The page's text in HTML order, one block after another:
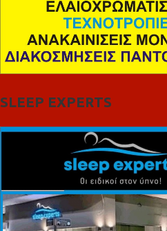
SLEEP EXPERTS